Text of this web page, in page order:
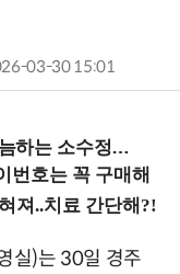
03-30 15:01
크숍 (8/28 신논현역)
실)는 30일 경주